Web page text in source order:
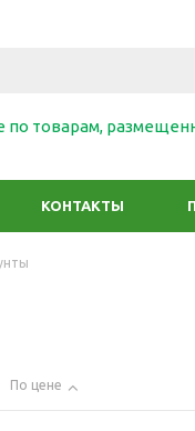
товарам,
КОНТАКТЫ
По цене